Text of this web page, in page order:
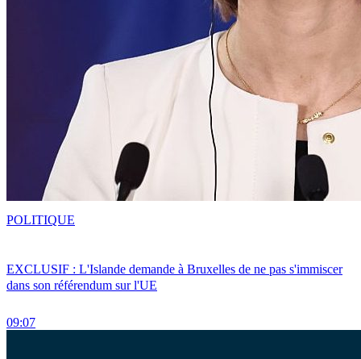
EXCLUSIF : L'Islande demande à Bruxelles de ne pas s'immiscer
dans son référendum sur l'UE
09:07
POLITIQUE